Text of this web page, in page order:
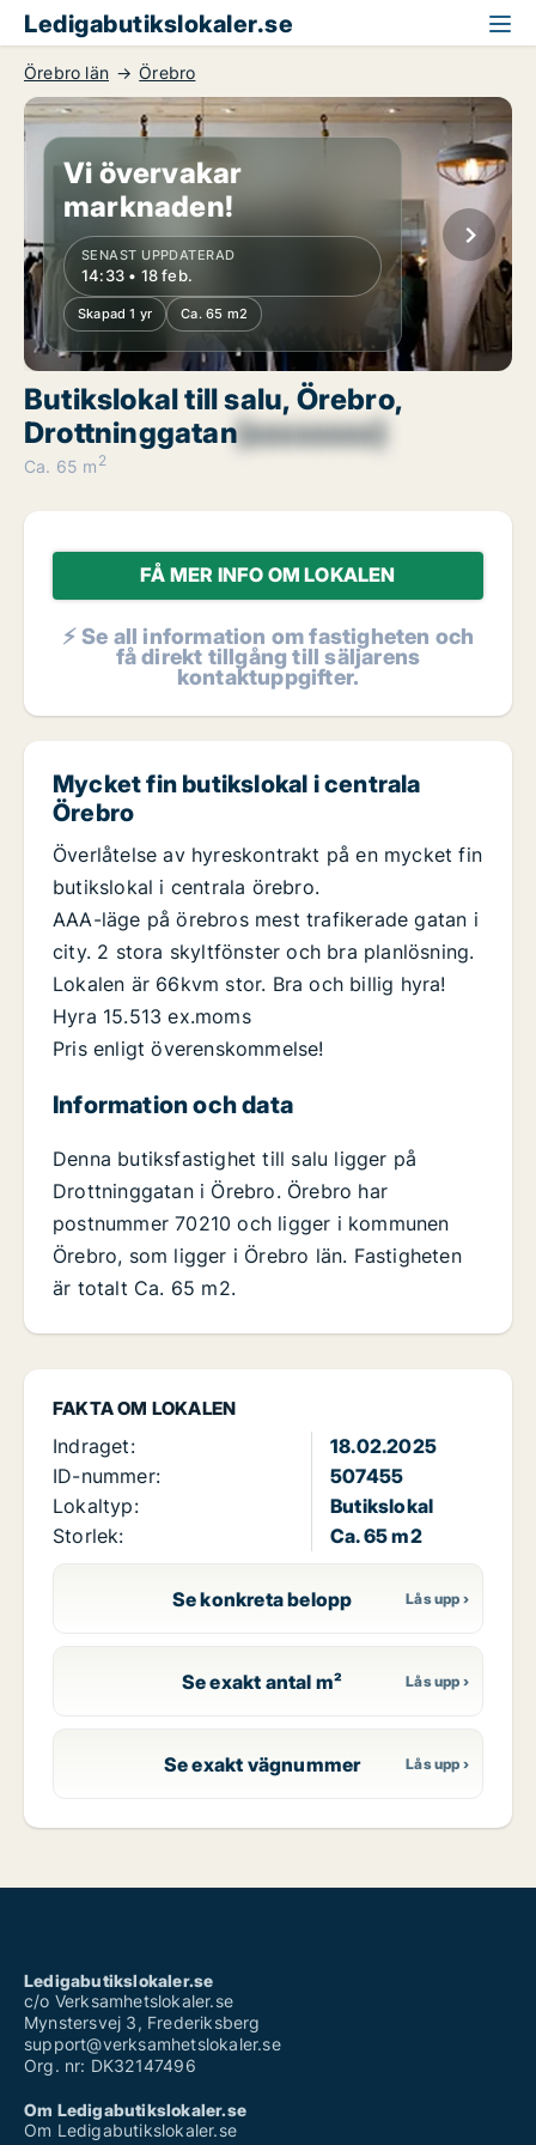
Ledigabutikslokaler.se
Örebro län Örebro
Vi övervakar
marknaden!
SENAST UPPDATERAD
14:33 • 18 feb.
Skapad 1 yr Ca. 65 m2
Butikslokal till salu, Örebro,
Drottninggatan[xxxxxxxx]
Ca. 65 m 2
FÅ MER INFO OM LOKALEN
⚡ Se all information om fastigheten och
få direkt tillgång till säljarens
kontaktuppgifter.
FAKTA OM LOKALEN
Indraget:
18.02.2025
ID-nummer:
507455
Lokaltyp:
Butikslokal
Storlek:
Ca. 65 m2
Se konkreta belopp
Se exakt antal m²
Se exakt vägnummer
Mycket fin butikslokal i centrala
Örebro
Överlåtelse av hyreskontrakt på en mycket fin
butikslokal i centrala örebro.
AAA-läge på örebros mest trafikerade gatan i
city. 2 stora skyltfönster och bra planlösning.
Lokalen är 66kvm stor. Bra och billig hyra!
Hyra 15.513 ex.moms
Pris enligt överenskommelse!
Information och data
Denna butiksfastighet till salu ligger på
Drottninggatan i Örebro. Örebro har
postnummer 70210 och ligger i kommunen
Örebro, som ligger i Örebro län. Fastigheten
är totalt Ca. 65 m2.
Ledigabutikslokaler.se
c/o Verksamhetslokaler.se
Mynstersvej 3, Frederiksberg
support@verksamhetslokaler.se
Org. nr: DK32147496
Om Ledigabutikslokaler.se
Om Ledigabutikslokaler.se